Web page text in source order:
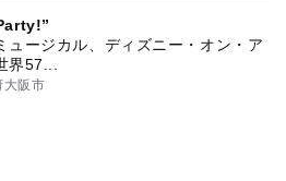
ュージカル、ディズニー・オン・ア
界57...
大阪市